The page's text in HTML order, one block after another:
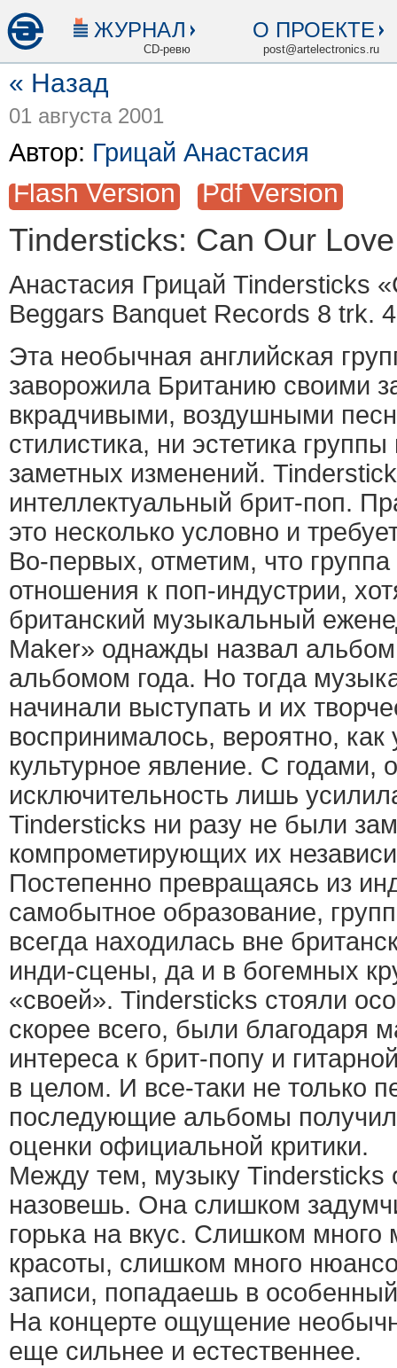
ЖУРНАЛ
CD-ревю
О ПРОЕКТЕ
post@artelectronics.ru
« Назад
01 августа 2001
Автор: Грицай Анастасия
Flash Version Pdf Version
Tindersticks: Can Our
Анастасия Грицай Tindersticks
Beggars Banquet Records 8 trk.
Эта необычная английская
заворожила Британию своими
вкрадчивыми, воздушными
стилистика, ни эстетика
заметных изменений.
интеллектуальный брит-поп.
это несколько условно и
Во-первых, отметим, что группа
отношения к поп-индустрии,
британский музыкальный
Maker» однажды назвал
альбомом года. Но тогда
начинали выступать и их
воспринималось, вероятно, как
культурное явление. С годами,
исключительность лишь
Tindersticks ни разу не были
компрометирующих их
Постепенно превращаясь из
самобытное образование,
всегда находилась вне
инди-сцены, да и в богемных
«своей». Tindersticks стояли
скорее всего, были благодаря
интереса к брит-попу и
в целом. И все-таки не только
последующие альбомы
оценки официальной критики.
Между тем, музыку Tindersticks
назовешь. Она слишком
горька на вкус. Слишком много
красоты, слишком много
записи, попадаешь в
На концерте ощущение
еще сильнее и естественнее.